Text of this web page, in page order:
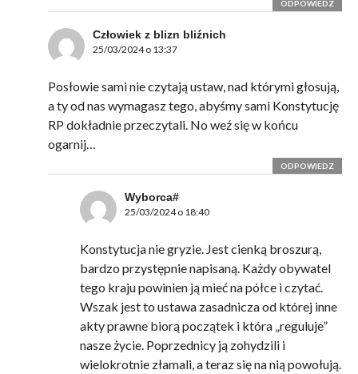
ODPOWIEDZ
Człowiek z blizn bliźnich
25/03/2024 o 13:37
Posłowie sami nie czytają ustaw, nad którymi głosują,
a ty od nas wymagasz tego, abyśmy sami Konstytucję
RP dokładnie przeczytali. No weź się w końcu
ogarnij…
ODPOWIEDZ
Wyborca#
25/03/2024 o 18:40
Konstytucja nie gryzie. Jest cienką broszurą,
bardzo przystępnie napisaną. Każdy obywatel
tego kraju powinien ją mieć na półce i czytać.
Wszak jest to ustawa zasadnicza od której inne
akty prawne biorą początek i która „reguluje”
nasze życie. Poprzednicy ją zohydzili i
wielokrotnie złamali, a teraz się na nią powołują.